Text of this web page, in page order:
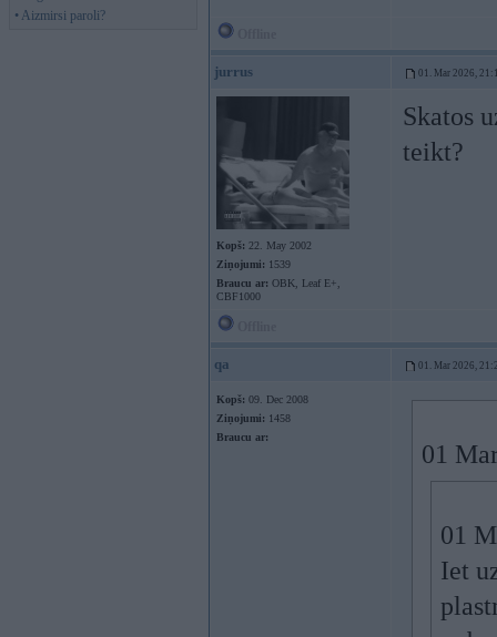
• Aizmirsi paroli?
jurrus 01. Mar 2026,
Kopš: 22. May 2002
Ziņojumi: 1539
Braucu ar: OBK, Leaf E+,
CBF1000
Skatos
teikt?
qa 01. Mar 2026,
Kopš: 09. Dec 2008
Ziņojumi: 1458
Braucu ar:
01
01
Iet